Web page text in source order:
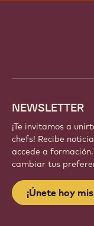
NEWSLETTER
¡Te invitamos a
chefs! Recibe
accede a
cambiar tus
¡Únete hoy